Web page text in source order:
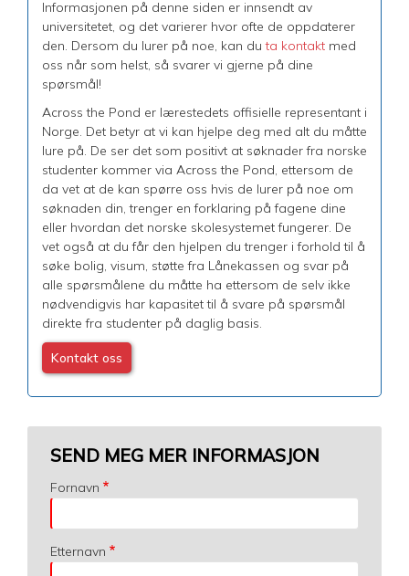
Informasjonen på denne siden er innsendt av
universitetet, og det varierer hvor ofte de oppdaterer
den. Dersom du lurer på noe, kan duta kontakt med
oss når som helst, så svarer vi gjerne på dine
spørsmål!
Across the Pond er lærestedets offisielle representant i
Norge. Det betyr at vi kan hjelpe deg med alt du måtte
lure på. De ser det som positivt at søknader fra norske
studenter kommer via Across the Pond, ettersom de
da vet at de kan spørre oss hvis de lurer på noe om
søknaden din, trenger en forklaring på fagene dine
eller hvordan det norske skolesystemet fungerer. De
vet også at du får den hjelpen du trenger i forhold til å
søke bolig, visum, støtte fra Lånekassen og svar på
alle spørsmålene du måtte ha ettersom de selv ikke
nødvendigvis har kapasitet til å svare på spørsmål
direkte fra studenter på daglig basis.
Kontakt oss
SEND MEG MER INFORMASJON
Fornavn
Etternavn